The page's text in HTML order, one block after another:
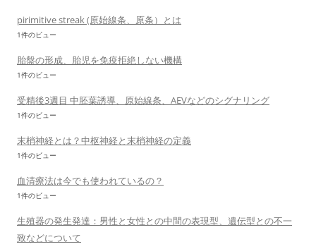
pirimitive streak (原始線条、原条）とは
1件のビュー
胎盤の形成、胎児を免疫拒絶しない機構
1件のビュー
受精後3週目 中胚葉誘導、原始線条、AEVなどのシグナリング
1件のビュー
末梢神経とは？中枢神経と末梢神経の定義
1件のビュー
血清療法は今でも使われているの？
1件のビュー
生殖器の発生発達：男性と女性との中間の表現型、遺伝型との不一
致などについて